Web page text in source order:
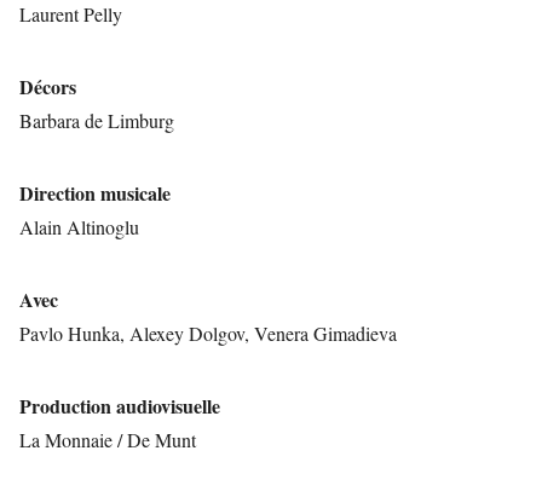
Laurent Pelly
Décors
Barbara de Limburg
Direction musicale
Alain Altinoglu
Avec
Pavlo Hunka, Alexey Dolgov, Venera Gimadieva
Production audiovisuelle
La Monnaie / De Munt